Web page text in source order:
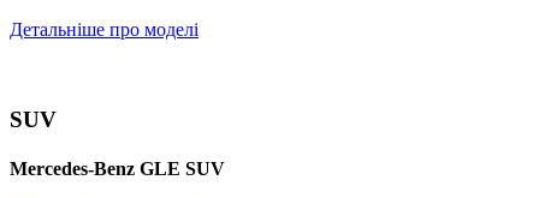
Детальніше про моделі
SUV
Mercedes-Benz GLE SUV